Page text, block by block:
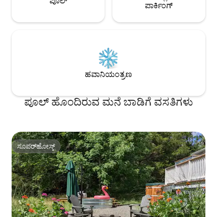
ಪಾರ್ಕಿಂಗ್
ಹವಾನಿಯಂತ್ರಣ
ಪೂಲ್ ಹೊಂದಿರುವ ಮನೆ ಬಾಡಿಗೆ ವಸತಿಗಳು
ಸೂಪರ್‌ಹೋಸ್ಟ್
ಸೂಪರ್‌ಹೋಸ್ಟ್